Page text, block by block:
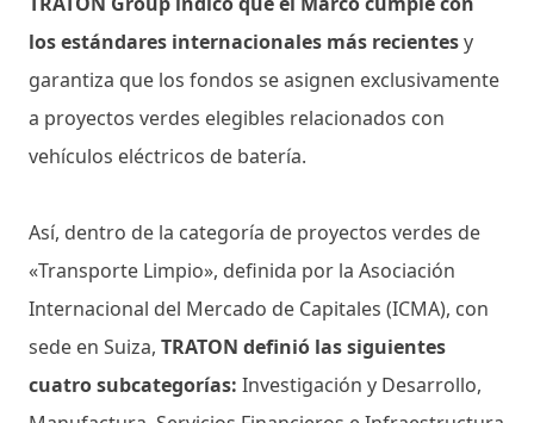
los estándares internacionales más recientesy
garantiza que los fondos se asignen exclusivamente
a proyectos verdes elegibles relacionados con
vehículos eléctricos de batería.
Así, dentro de la categoría de proyectos verdes de
«Transporte Limpio», definida por la Asociación
Internacional del Mercado de Capitales (ICMA), con
sede en Suiza, TRATON definió las siguientes
cuatro subcategorías: Investigación y Desarrollo,